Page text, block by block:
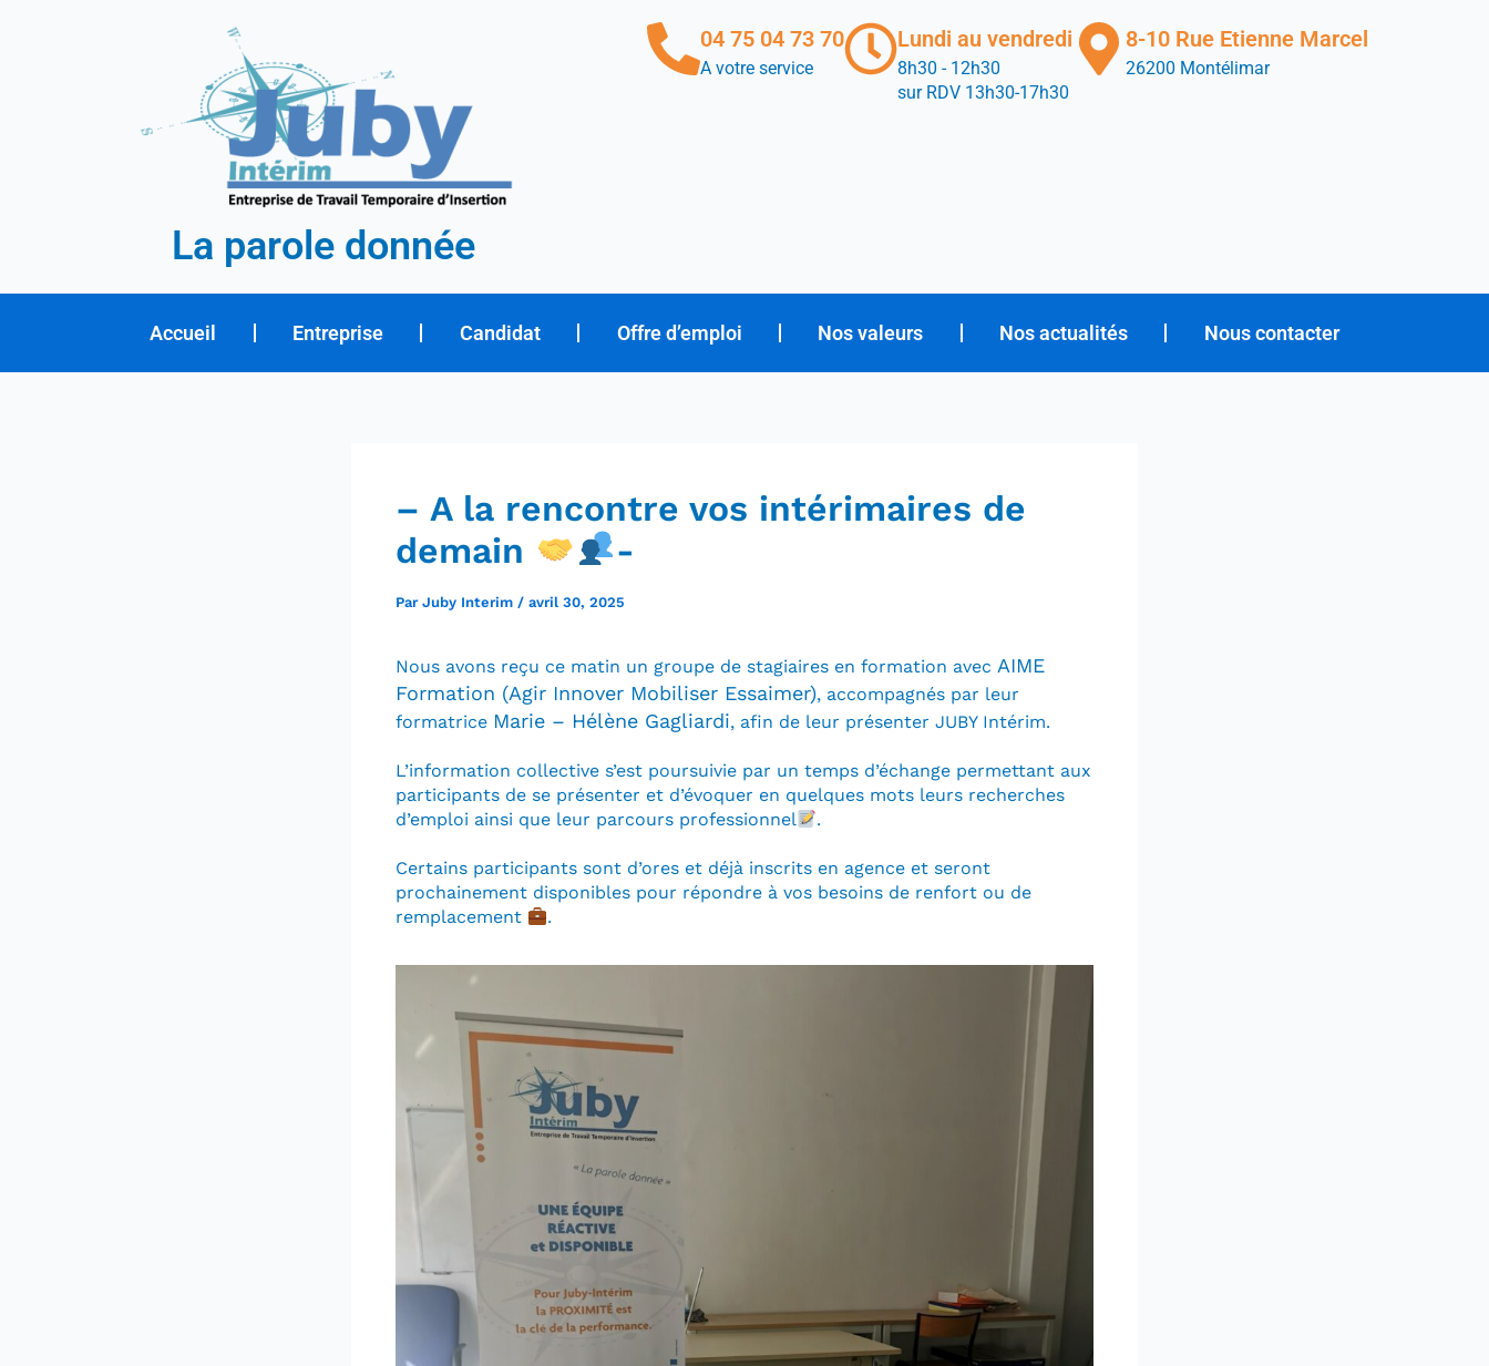
La parole donnée
04 75 04 73 70
A votre service
Lundi au vendredi
8h30 - 12h30
sur RDV 13h30-17h30
8-10 Rue Etienne Marcel
26200 Montélimar
Accueil Entreprise Candidat Offre d’emploi Nos valeurs Nos actualités Nous contacter
– A la rencontre vos intérimaires de
demain
-
Par Juby Interim / avril 30, 2025
Nous avons reçu ce matin un groupe de stagiaires en formation avec AIME
Formation (Agir Innover Mobiliser Essaimer), accompagnés par leur
formatrice Marie – Hélène Gagliardi, afin de leur présenter JUBY Intérim.
L’information collective s’est poursuivie par un temps d’échange permettant aux
participants de se présenter et d’évoquer en quelques mots leurs recherches
d’emploi ainsi que leur parcours professionnel
.
Certains participants sont d’ores et déjà inscrits en agence et seront
prochainement disponibles pour répondre à vos besoins de renfort ou de
remplacement
.